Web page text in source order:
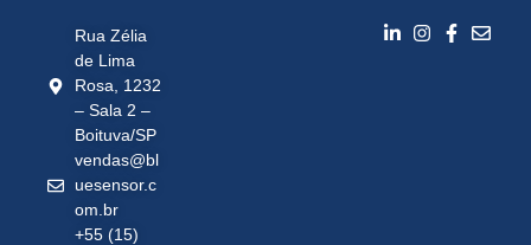
Rua Zélia
de Lima
Rosa, 1232
– Sala 2 –
Boituva/SP
vendas@bl
uesensor.c
om.br
+55 (15)